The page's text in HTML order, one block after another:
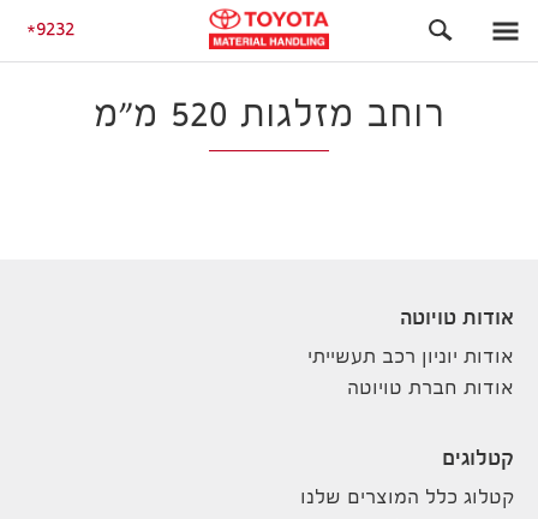
9232 התחלה
רוחב מזלגות 520 מ"מ
אודות טויוטה
אודות יוניון רכב תעשייתי
אודות חברת טויוטה
קטלוגים
קטלוג כלל המוצרים שלנו